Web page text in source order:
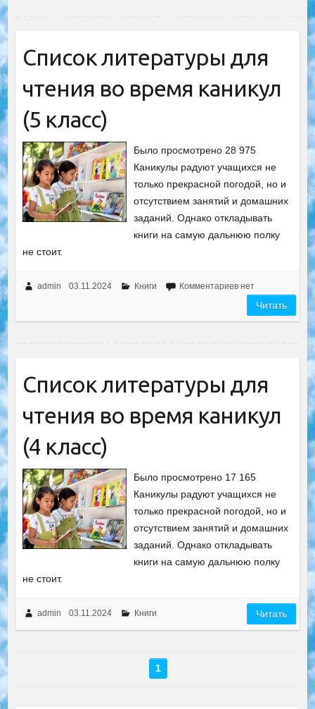
Список литературы для
чтения во время каникул
(5 класс)
Было просмотрено 28 975
Каникулы радуют учащихся не
только прекрасной погодой, но и
отсутствием занятий и домашних
заданий. Однако откладывать
книги на самую дальнюю полку
не стоит.
admin 03.11.2024 Книги Комментариев нет
Читать
Список литературы для
чтения во время каникул
(4 класс)
Было просмотрено 17 165
Каникулы радуют учащихся не
только прекрасной погодой, но и
отсутствием занятий и домашних
заданий. Однако откладывать
книги на самую дальнюю полку
не стоит.
admin 03.11.2024 Книги Читать
1